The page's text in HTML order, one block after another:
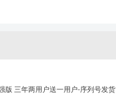
版 三年两用户送一用户-序列号发货